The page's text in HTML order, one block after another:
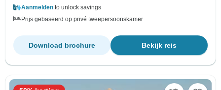
Aanmelden to unlock savings
Prijs gebaseerd op privé tweepersoonskamer
Bekijk reis
Download brochure